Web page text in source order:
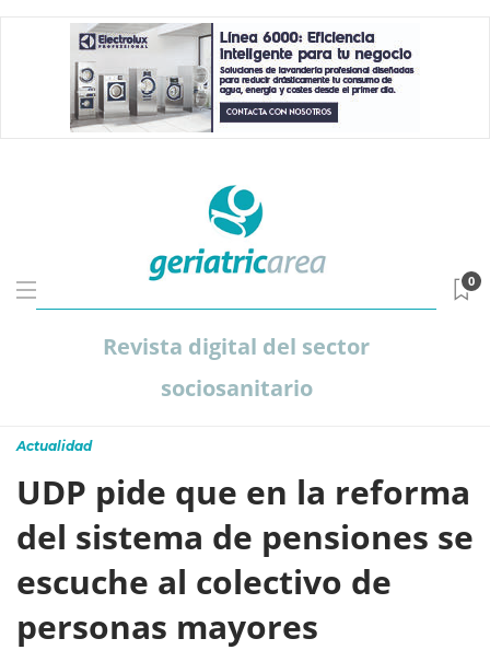
Revista digital del sector
sociosanitario
0
Actualidad
UDP pide que en la reforma
del sistema de pensiones se
escuche al colectivo de
personas mayores